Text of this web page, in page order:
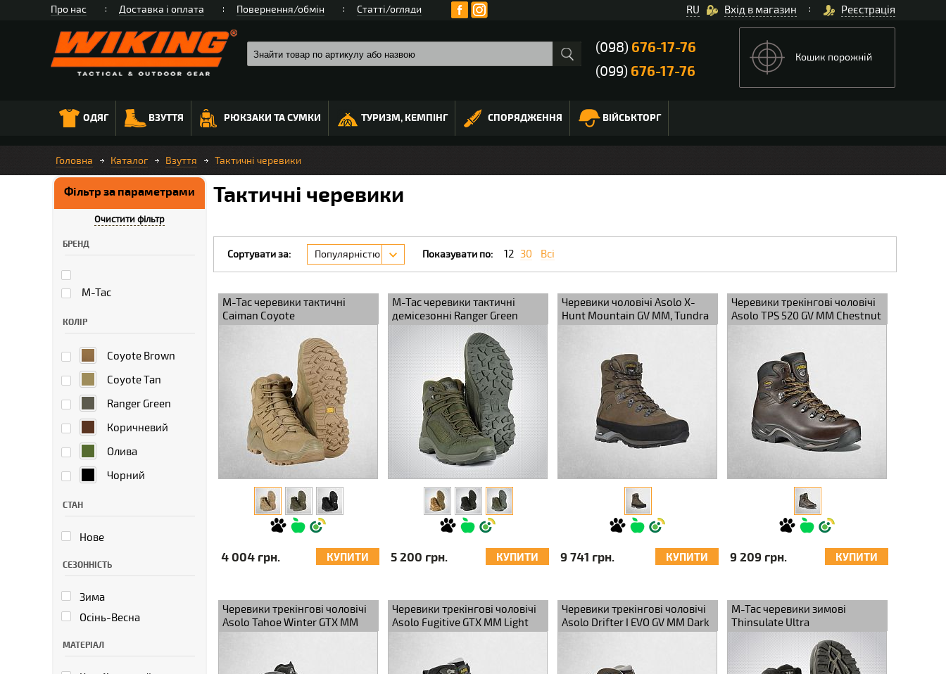
Про нас Доставка і оплата Повернення/обмін Статті/огляди Вхід в магазин Реєстрація
RU
(098) 676-17-76
(099) 676-17-76
Кошик порожній
ОДЯГ ВЗУТТЯ РЮКЗАКИ ТА СУМКИ ТУРИЗМ, КЕМПІНГ СПОРЯДЖЕННЯ ВІЙСЬКТОРГ
Головна Каталог Взуття Тактичні черевики
Тактичні черевики
Фільтр за параметрами
Очистити фільтр
БРЕНД
M-Tac
КОЛІР
Coyote Brown
Coyote Tan
Ranger Green
Коричневий
Олива
Чорний
СТАН
Нове
СЕЗОННІСТЬ
Зима
Осінь-Весна
МАТЕРІАЛ
Сортувати за: Популярністю Показувати по: 12 30 Всі
M-Tac черевики тактичні
Caiman Coyote
4 004 грн. КУПИТИ
M-Tac черевики тактичні
демісезонні Ranger Green
5 200 грн. КУПИТИ
Черевики чоловічі Asolo X-
Hunt Mountain GV MM, Tundra
9 741 грн. КУПИТИ
Черевики трекінгові чоловічі
Asolo TPS 520 GV MM Chestnut
9 209 грн. КУПИТИ
Черевики трекінгові чоловічі
Asolo Tahoe Winter GTX MM
Black/Black
Черевики трекінгові чоловічі
Asolo Fugitive GTX MM Light
Black/Grey
Черевики трекінгові чоловічі
Asolo Drifter I EVO GV MM Dark
Brown/Brown
M-Tac черевики зимові
Thinsulate Ultra